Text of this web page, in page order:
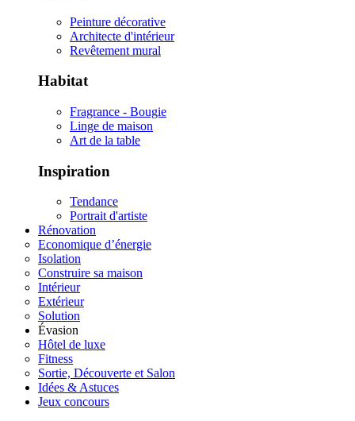
Peinture décorative
Architecte d'intérieur
Revêtement mural
Habitat
Fragrance - Bougie
Linge de maison
Art de la table
Inspiration
Tendance
Portrait d'artiste
Rénovation
Economique d’énergie
Isolation
Construire sa maison
Intérieur
Extérieur
Solution
Évasion
Hôtel de luxe
Fitness
Sortie, Découverte et Salon
Idées & Astuces
Jeux concours